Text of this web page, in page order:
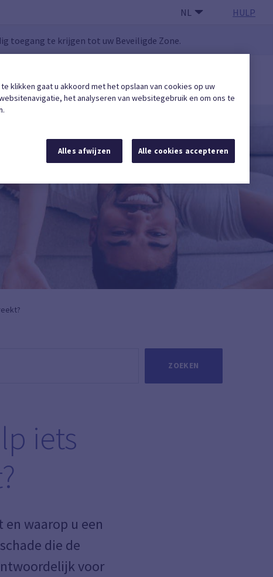
NL HULP
toegang te krijgen tot uw Beveiligde Zone.
Een erkende onderneming vinden
ZOEKEN
iets
waarop u een
die de
voor
klikken gaat u akkoord met het opslaan van cookies op uw
het analyseren van websitegebruik en om ons te
Alles afwijzen Alle cookies accepteren